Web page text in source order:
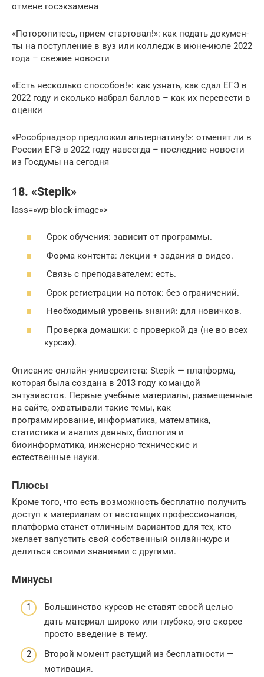
отмене госэкзамена
«Пото­ро­пи­тесь, при­ем стар­то­вал!»: как подать доку­мен­
ты на поступ­ле­ние в вуз или кол­ледж в июне-июле 2022
года – све­жие новости
«Есть несколь­ко спо­со­бов!»: как узнать, как сдал ЕГЭ в
2022 году и сколь­ко набрал бал­лов – как их пере­ве­сти в
оценки
«Росо­бр­над­зор пред­ло­жил аль­тер­на­ти­ву!»: отме­нят ли в
Рос­сии ЕГЭ в 2022 году навсе­гда – послед­ние ново­сти
из Гос­ду­мы на сегодня
18. «Stepik»
lass=»wp-block-image»>
Срок обучения: зависит от программы.
Форма контента: лекции + задания в видео.
Связь с преподавателем: есть.
Срок регистрации на поток: без ограничений.
Необходимый уровень знаний: для новичков.
Проверка домашки: с проверкой дз (не во всех
курсах).
Описание онлайн-университета: Stepik — платформа,
которая была создана в 2013 году командой
энтузиастов. Первые учебные материалы, размещенные
на сайте, охватывали такие темы, как
программирование, информатика, математика,
статистика и анализ данных, биология и
биоинформатика, инженерно-технические и
естественные науки.
Плюсы
Кроме того, что есть возможность бесплатно получить
доступ к материалам от настоящих профессионалов,
платформа станет отличным вариантов для тех, кто
желает запустить свой собственный онлайн-курс и
делиться своими знаниями с другими.
Минусы
Большинство курсов не ставят своей целью
дать материал широко или глубоко, это скорее
просто введение в тему.
Второй момент растущий из бесплатности —
мотивация.